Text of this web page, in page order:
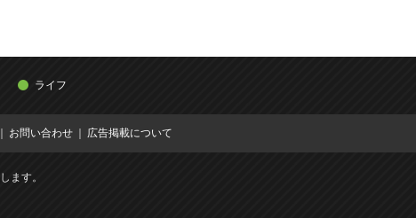
ライフ
お問い合わせ 広告掲載について
ます。